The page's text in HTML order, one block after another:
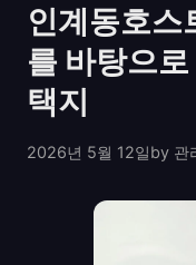
인계동호스
를 바탕으
택지
2026년 5월 12일by 관